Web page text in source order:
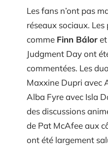
Les fans n’ont pas
réseaux sociaux.
comme Finn Báloret
Judgment Day ont
commentées. Les
Maxxine Dupri avec
Alba Fyre avec Isla
des discussions
de Pat McAfee aux
ont été largement